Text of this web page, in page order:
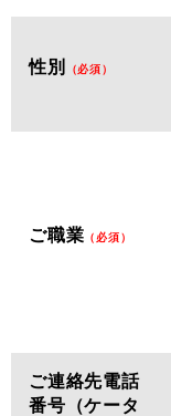
性別 （必須）
ご職業 （必須）
ご連絡先電話
番号（ケータ